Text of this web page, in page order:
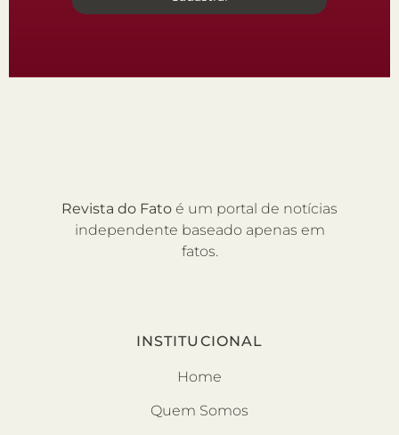
Revista do Fato é um portal de notícias
independente baseado apenas em
fatos.
INSTITUCIONAL
Home
Quem Somos